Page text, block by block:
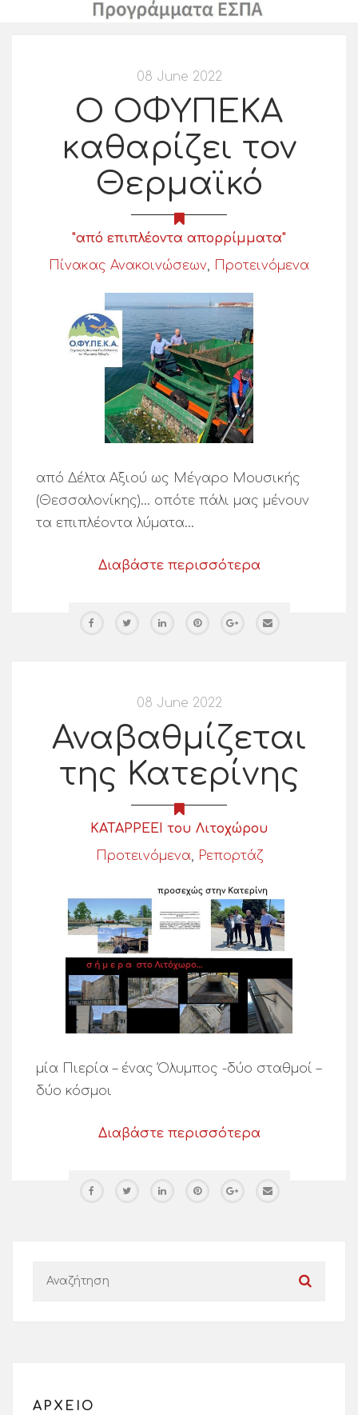
08 June 2022
Ο ΟΦΥΠΕΚΑ
καθαρίζει τον
Θερμαϊκό
"από επιπλέοντα απορρίμματα"
Πίνακας Ανακοινώσεων, Προτεινόμενα
από Δέλτα Αξιού ως Μέγαρο Μουσικής
(Θεσσαλονίκης)… οπότε πάλι μας μένουν
τα επιπλέοντα λύματα…
Διαβάστε περισσότερα
08 June 2022
Αναβαθμίζεται
της Κατερίνης
ΚΑΤΑΡΡΕΕΙ του Λιτοχώρου
Προτεινόμενα, Ρεπορτάζ
μία Πιερία – ένας Όλυμπος -δύο σταθμοί –
δύο κόσμοι
Διαβάστε περισσότερα
ΑΡΧΕΙΟ